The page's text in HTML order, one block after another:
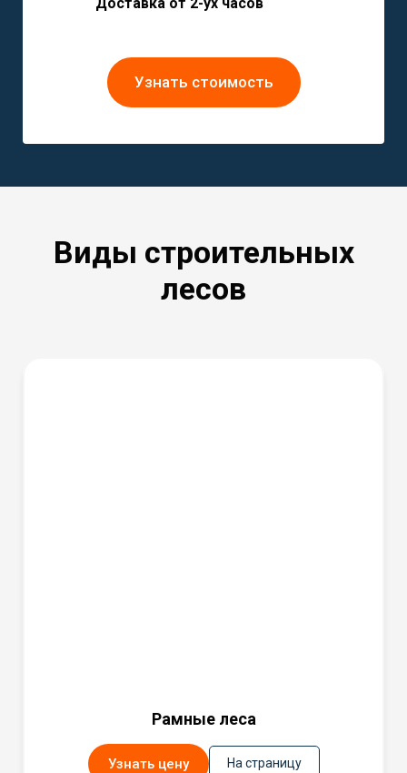
Узнать стоимость
Виды строительных
лесов
Рамные леса
Узнать цену На страницу